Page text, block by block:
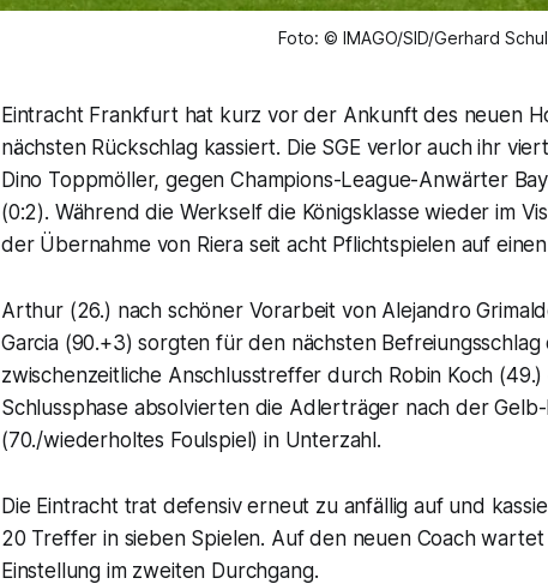
Foto: © IMAGO/SID/Gerhard
Eintracht Frankfurt hat kurz vor der Ankunft des neuen
nächsten Rückschlag kassiert. Die SGE verlor auch ihr
Dino Toppmöller, gegen Champions-League-Anwärter
(0:2). Während die Werkself die Königsklasse wieder im
der Übernahme von Riera seit acht Pflichtspielen auf einen
Arthur (26.) nach schöner Vorarbeit von Alejandro
Garcia (90.+3) sorgten für den nächsten
zwischenzeitliche Anschlusstreffer durch Robin Koch
Schlussphase absolvierten die Adlerträger nach der
(70./wiederholtes Foulspiel) in Unterzahl.
Die Eintracht trat defensiv erneut zu anfällig auf und
20 Treffer in sieben Spielen. Auf den neuen Coach
Einstellung im zweiten Durchgang.